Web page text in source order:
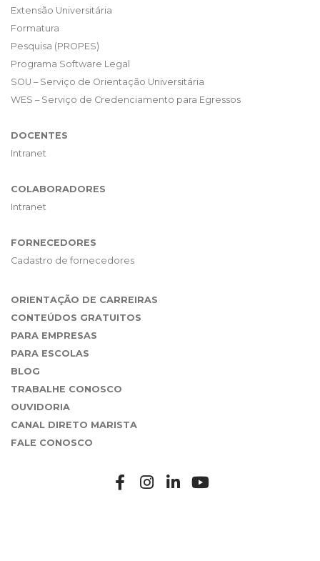
Extensão Universitária
Formatura
Pesquisa (PROPES)
Programa Software Legal
SOU – Serviço de Orientação Universitária
WES – Serviço de Credenciamento para Egressos
DOCENTES
Intranet
COLABORADORES
Intranet
FORNECEDORES
Cadastro de fornecedores
ORIENTAÇÃO DE CARREIRAS
CONTEÚDOS GRATUITOS
PARA EMPRESAS
PARA ESCOLAS
BLOG
TRABALHE CONOSCO
OUVIDORIA
CANAL DIRETO MARISTA
FALE CONOSCO